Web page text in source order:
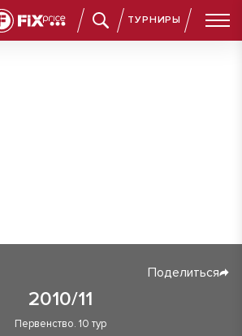
ТУРНИРЫ
2010/11
Поделиться
Первенство. 10 тур